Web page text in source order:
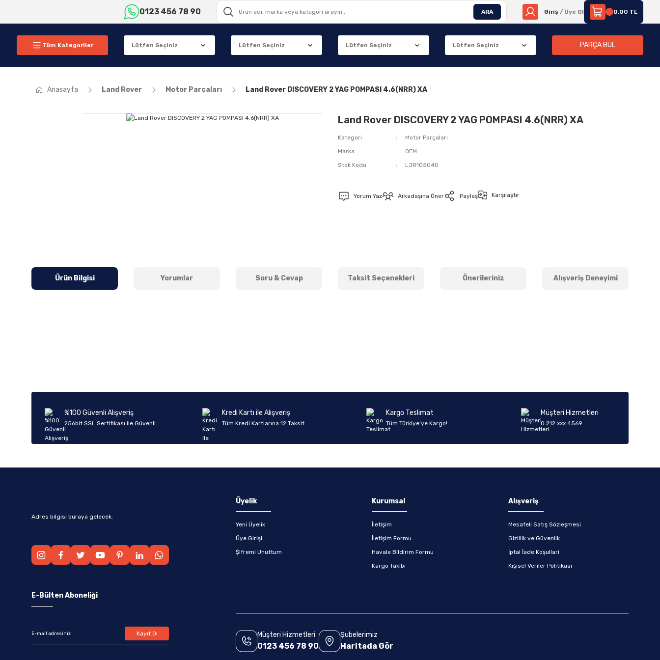
0123 456 78 90 ARA Giriş / Üye Ol 0,00 TL
Tüm Kategoriler PARÇA BUL
Anasayfa Land Rover Motor Parçaları Land Rover DISCOVERY 2 YAG POMPASI 4.6(NRR) XA
Land Rover DISCOVERY 2 YAG POMPASI 4.6(NRR) XA
Kategori
Motor Parçaları
Marka
OEM
Stok Kodu
LJR105040
Yorum Yaz Arkadaşına Öner Paylaş Karşılaştır
Ürün Bilgisi Yorumlar Soru & Cevap Taksit Seçenekleri Önerileriniz Alışveriş Deneyimi
Ürün fiyatı diğer sitelerden daha pahalı.
Bu ürüne benzer farklı alternatifler olmalı.
%100 Güvenli Alışveriş
256bit SSL Sertifikası ile Güvenli
Kredi Kartı ile Alışveriş
Tüm Kredi Kartlarına 12 Taksit
Kargo Teslimat
Tüm Türkiye’ye Kargo!
Müşteri Hizmetleri
0 212 xxx 4569
Adres bilgisi buraya gelecek.
Üyelik
Yeni Üyelik
Üye Girişi
Şifremi Unuttum
Kurumsal
İletişim
İletişim Formu
Havale Bildirim Formu
Kargo Takibi
Alışveriş
Mesafeli Satış Sözleşmesi
Gizlilik ve Güvenlik
İptal İade Koşullari
Kişisel Veriler Politikası
E-Bülten Aboneliği
Kayıt Ol Müşteri Hizmetleri
0123 456 78 90
Şubelerimiz
Haritada Gör